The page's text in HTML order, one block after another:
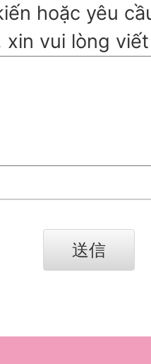
hoặc yêu
xin vui lòng